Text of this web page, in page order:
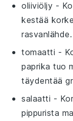
oliiviöljy -
kestää
rasvanlähde.
tomaatti -
paprika tuo
täydentää
salaatti -
pippurista